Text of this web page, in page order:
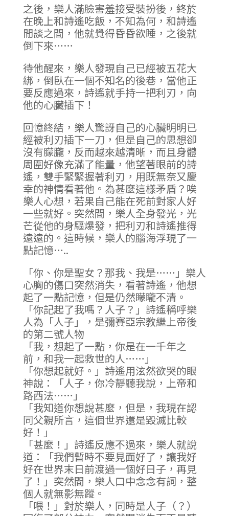
之後，樂人滿臉害羞接受裝扮後，終於
在晚上和詩遙吃飯，不知為何，和詩遙
閒談之間，他就覺得昏昏欲睡，之後就
倒下來……
待他醒來，樂人發現自己已經被五花大
綁，倒臥在一個不知名的後巷，當他正
要反應過來，詩遙就手持一把利刃，向
他的心臟插下！
回憶終結，樂人驚訝自己的心臟明明已
經被利刃插下一刀，但是自己的思想卻
沒有朦朧，反而越來越清晰，而且身體
周圍好像充滿了能量，他望著眼前的詩
遙，雙手緊緊握著利刃，用既無奈又慶
幸的神情看著他。為甚麼這樣矛盾？唉
樂人心想，若果自己能在死前對家人好
一些就好。突然間，樂人全身發光，光
芒從他的身驅爆發，把利刃和詩遙推得
遠遠的。這時候，樂人的腦海浮現了一
點記憶…..
「你、你是聖女？那我、我是……」樂人
心胸的傷口突然消失，看著詩遙，他想
起了一點記憶，但是仍然矇矓不清。
「你記起了我嗎？人子？」詩遙稱呼樂
人為「人子」，是彌賽亞宗教繼上帝後
的第二號人物
「我，想起了一點，你是在一千年之
前，和我一起救世的人……」
「你想起就好。」詩遙用泫然欲哭的眼
神說：「人子，你冷靜聽我說，上帝和
路西法……」
「我知道你想說甚麼，但是，我現在認
同父親所言，這個世界還是毀滅比較
好！」
「甚麼！」詩遙反應不過來，樂人就說
道：「我們暫時不要見面好了，讓我好
好在世界末日前渡過一個好日子，再見
了！」突然間，樂人口中念念有詞，整
個人就無影無蹤。
「喂！」對於樂人，同時是人子（？）